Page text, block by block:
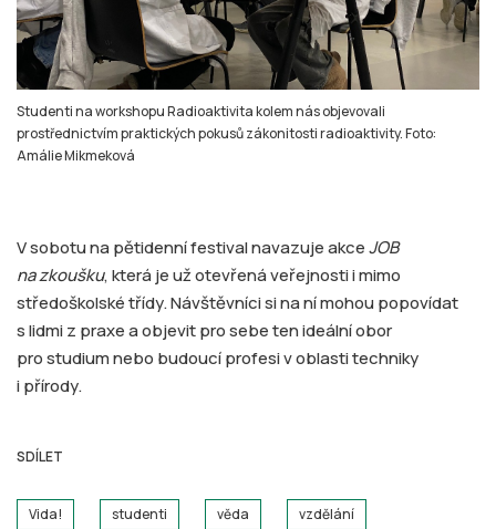
Studenti na workshopu Radioaktivita kolem nás objevovali
prostřednictvím praktických pokusů zákonitosti radioaktivity. Foto:
Amálie Mikmeková
V sobotu na pětidenní festival navazuje akceJOB
na zkoušku, která je už otevřená veřejnosti i mimo
středoškolské třídy. Návštěvníci si na ní mohou popovídat
s lidmi z praxe a objevit pro sebe ten ideální obor
pro studium nebo budoucí profesi v oblasti techniky
i přírody.
SDÍLET
Vida! studenti věda vzdělání